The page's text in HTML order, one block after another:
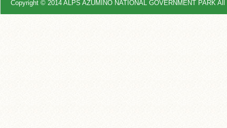
Copyright © 2014 ALPS AZUMINO NATIONAL GOVERNMENT PARK